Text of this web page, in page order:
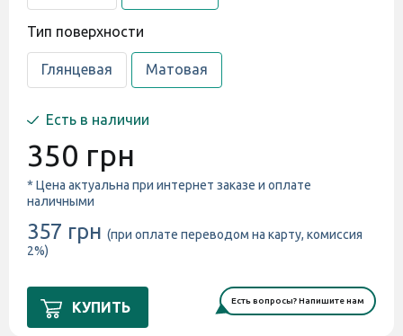
Тип поверхности
Глянцевая Матовая
Есть в наличии
350 грн
* Цена актуальна при интернет заказе и оплате
наличными
357 грн (при оплате переводом на карту, комиссия
2%)
КУПИТЬ Есть вопросы? Напишите нам